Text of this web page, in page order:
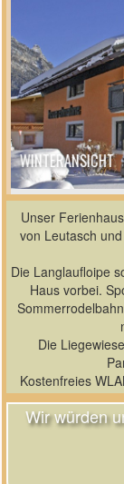
WINTERANSICHT
Unser
von Leutasch
Die Langlaufloipe
Haus vorbei.
Die
Kostenfreies
Wir würden